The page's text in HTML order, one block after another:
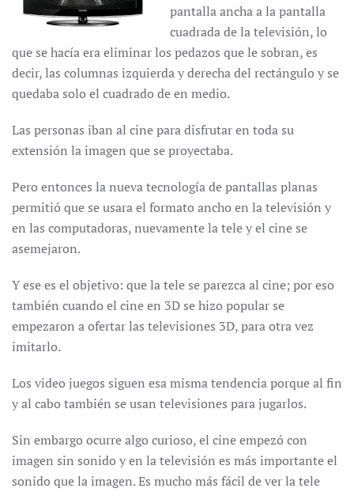
pantalla ancha a la pantalla
cuadrada de la televisión, lo
que se hacía era eliminar los pedazos que le sobran, es
decir, las columnas izquierda y derecha del rectángulo y se
quedaba solo el cuadrado de en medio.
Las personas iban al cine para disfrutar en toda su
extensión la imagen que se proyectaba.
Pero entonces la nueva tecnología de pantallas planas
permitió que se usara el formato ancho en la televisión y
en las computadoras, nuevamente la tele y el cine se
asemejaron.
Y ese es el objetivo: que la tele se parezca al cine; por eso
también cuando el cine en 3D se hizo popular se
empezaron a ofertar las televisiones 3D, para otra vez
imitarlo.
Los video juegos siguen esa misma tendencia porque al fin
y al cabo también se usan televisiones para jugarlos.
Sin embargo ocurre algo curioso, el cine empezó con
imagen sin sonido y en la televisión es más importante el
sonido que la imagen. Es mucho más fácil de ver la tele